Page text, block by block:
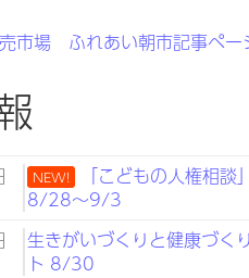
市場 ふれあい朝市記事ペー
NEW!
「こどもの人権相談
8/28～9/3
生きがいづくりと健康づく
ト 8/30